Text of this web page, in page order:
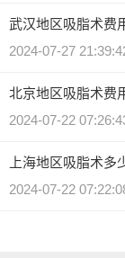
武汉地区吸脂术费
2024-07-27
北京地区吸脂术费
2024-07-22
上海地区吸脂术多
2024-07-22